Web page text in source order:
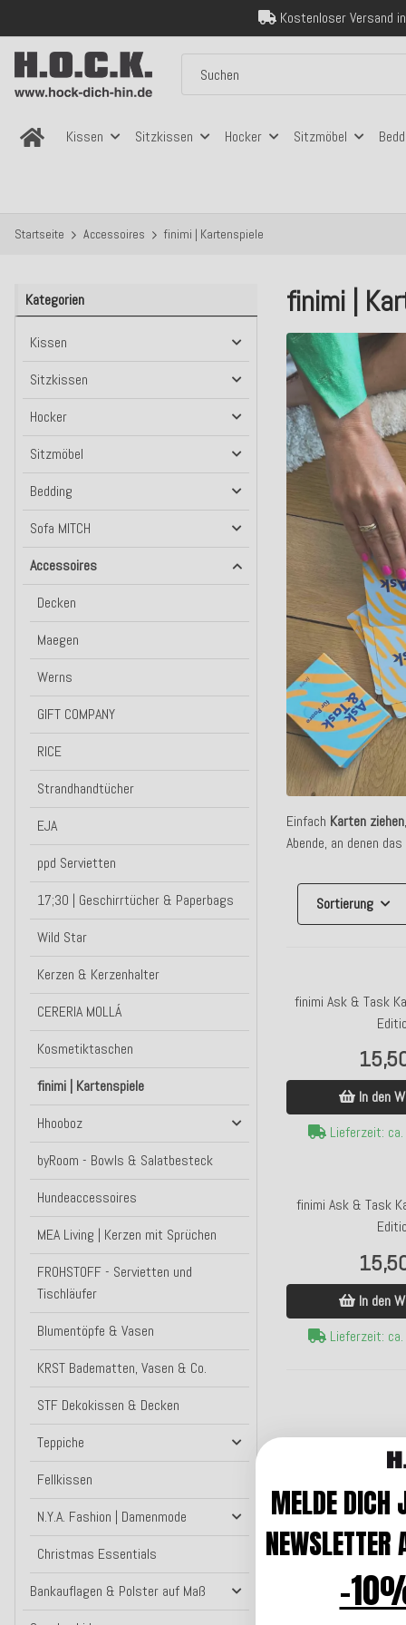
Über 120.000
Sicher
Kissen Sitzkissen Hocker Sitzmöbel
Startseite Accessoires finimi | Kartenspiele
finimi |
Einfach Karten ziehen
Abende, an denen
Sortierung
finimi Ask & Task
In den
Lieferzeit:
finimi Ask & Task
In den
Lieferzeit:
Kategorien
Kissen
Sitzkissen
Hocker
Sitzmöbel
Bedding
Sofa MITCH
Accessoires
Decken
Maegen
Werns
GIFT COMPANY
RICE
Strandhandtücher
EJA
ppd Servietten
17;30 | Geschirrtücher & Paperbags
Wild Star
Kerzen & Kerzenhalter
CERERIA MOLLÁ
Kosmetiktaschen
finimi | Kartenspiele
Hhooboz
byRoom - Bowls & Salatbesteck
Hundeaccessoires
MEA Living | Kerzen mit Sprüchen
FROHSTOFF - Servietten und
Tischläufer
Blumentöpfe & Vasen
KRST Badematten, Vasen & Co.
STF Dekokissen & Decken
Teppiche
Fellkissen
N.Y.A. Fashion | Damenmode
Christmas Essentials
Bankauflagen & Polster auf Maß
MELDE DICH
NEWSLETTER
-